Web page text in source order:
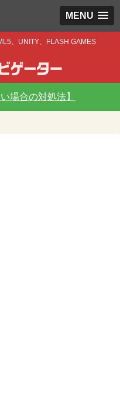
MENU
、UNITY、FLASH GAMES
場合の対処法】